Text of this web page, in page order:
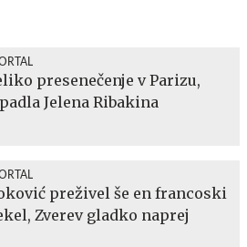
presenečenje v Parizu,
Jelena Ribakina
preživel še en francoski
Zverev gladko naprej